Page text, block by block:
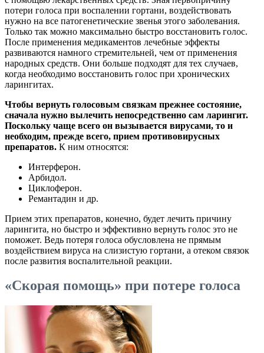
потери голоса при воспалении гортани, воздействовать
нужно на все патогенетические звенья этого заболевания.
Только так можно максимально быстро восстановить голос.
После применения медикаментов лечебные эффекты
развиваются намного стремительней, чем от применения
народных средств. Они больше подходят для тех случаев,
когда необходимо восстановить голос при хронических
ларингитах.
Чтобы вернуть голосовым связкам прежнее состояние,
сначала нужно вылечить непосредственно сам ларингит.
Поскольку чаще всего он вызывается вирусами, то и
необходим, прежде всего, прием противовирусных
препаратов. К ним относятся:
Интерферон.
Арбидол.
Циклоферон.
Ремантадин и др.
Прием этих препаратов, конечно, будет лечить причину
ларингита, но быстро и эффективно вернуть голос это не
поможет. Ведь потеря голоса обусловлена не прямым
воздействием вируса на слизистую гортани, а отеком связок
после развития воспалительной реакции.
«Скорая помощь» при потере голоса